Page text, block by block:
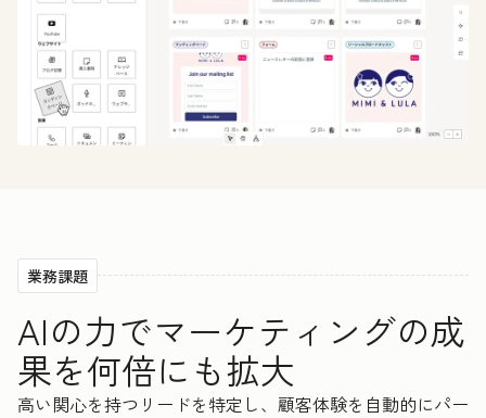
業務課題
AIの力でマーケティングの成
果を何倍にも拡大
高い関心を持つリードを特定し、顧客体験を自動的にパー